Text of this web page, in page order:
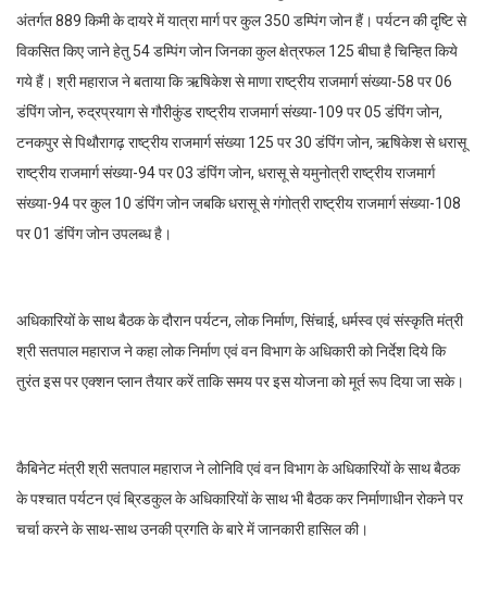
अंतर्गत 889 किमी के दायरे में यात्रा मार्ग पर कुल 350 डम्पिंग जोन हैं। पर्यटन की दृष्टि से
विकसित किए जाने हेतु 54 डम्पिंग जोन जिनका कुल क्षेत्रफल 125 बीघा है चिन्हित किये
गये हैं। श्री महाराज ने बताया कि ऋषिकेश से माणा राष्ट्रीय राजमार्ग संख्या-58 पर 06
डंपिंग जोन, रुद्रप्रयाग से गौरीकुंड राष्ट्रीय राजमार्ग संख्या-109 पर 05 डंपिंग जोन,
टनकपुर से पिथौरागढ़ राष्ट्रीय राजमार्ग संख्या 125 पर 30 डंपिंग जोन, ऋषिकेश से धरासू
राष्ट्रीय राजमार्ग संख्या-94 पर 03 डंपिंग जोन, धरासू से यमुनोत्री राष्ट्रीय राजमार्ग
संख्या-94 पर कुल 10 डंपिंग जोन जबकि धरासू से गंगोत्री राष्ट्रीय राजमार्ग संख्या-108
पर 01 डंपिंग जोन उपलब्ध है।
अधिकारियों के साथ बैठक के दौरान पर्यटन, लोक निर्माण, सिंचाई, धर्मस्व एवं संस्कृति मंत्री
श्री सतपाल महाराज ने कहा लोक निर्माण एवं वन विभाग के अधिकारी को निर्देश दिये कि
तुरंत इस पर एक्शन प्लान तैयार करें ताकि समय पर इस योजना को मूर्त रूप दिया जा सके।
कैबिनेट मंत्री श्री सतपाल महाराज ने लोनिवि एवं वन विभाग के अधिकारियों के साथ बैठक
के पश्चात पर्यटन एवं ब्रिडकुल के अधिकारियों के साथ भी बैठक कर निर्माणाधीन रोकने पर
चर्चा करने के साथ-साथ उनकी प्रगति के बारे में जानकारी हासिल की।